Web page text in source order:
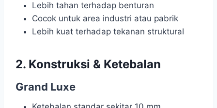
Lebih tahan terhadap benturan
Cocok untuk area industri atau pabrik
Lebih kuat terhadap tekanan struktural
2. Konstruksi & Ketebalan
Grand Luxe